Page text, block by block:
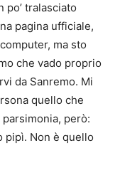
tralasciato
pagina ufficiale,
ma sto
che vado proprio
da Sanremo. Mi
quello che
però:
pipì. Non è quello